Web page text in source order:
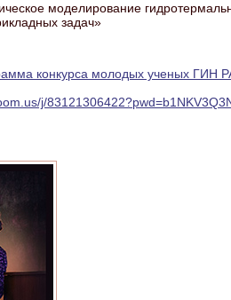
моделирование
задач»
конкурса молодых ученых ГИН
j/